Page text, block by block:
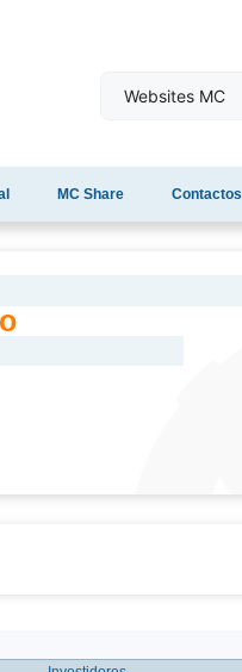
MC Share Contactos